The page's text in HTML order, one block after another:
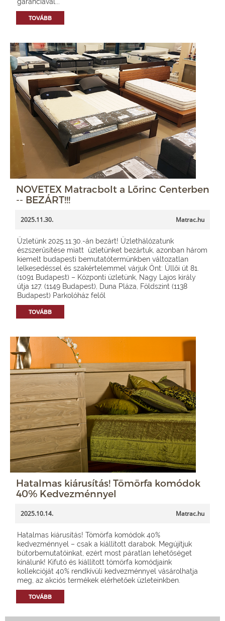
TOVÁBB
NOVETEX Matracbolt a Lőrinc Centerben
-- BEZÁRT!!!
2025.11.30. Matrac.hu
Üzletünk 2025.11.30.-án bezárt! Üzlethálózatunk
észszerűsítése miatt üzletünket bezártuk, azonban három
kiemelt budapesti bemutatótermünkben változatlan
lelkesedéssel és szakértelemmel várjuk Önt: Üllői út 81.
(1091 Budapest) – Központi üzletünk, Nagy Lajos király
útja 127. (1149 Budapest), Duna Pláza, Földszint (1138
Budapest) Parkolóház felől
TOVÁBB
Hatalmas kiárusítás! Tömörfa komódok
40% Kedvezménnyel
2025.10.14. Matrac.hu
Hatalmas kiárusítás! Tömörfa komódok 40%
kedvezménnyel – csak a kiállított darabok. Megújítjuk
bútorbemutatóinkat, ezért most páratlan lehetőséget
kínálunk! Kifutó és kiállított tömörfa komódjaink
kollekcióját 40% rendkívüli kedvezménnyel vásárolhatja
meg, az akciós termékek elérhetőek üzleteinkben.
TOVÁBB